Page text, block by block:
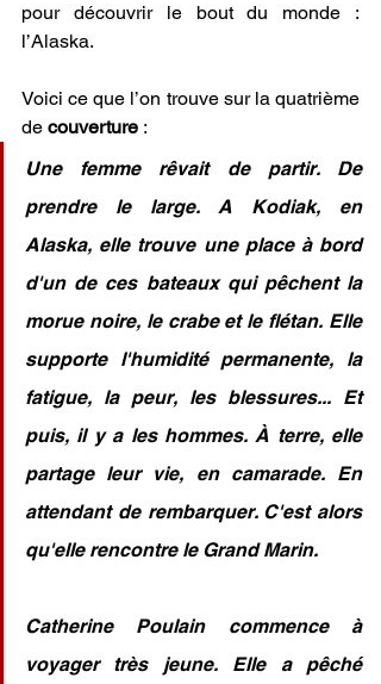
pour découvrir le bout du monde :
l’Alaska.
Voici ce que l’on trouve sur la quatrième
de couverture :
Une femme rêvait de partir. De
prendre le large. A Kodiak, en
Alaska, elle trouve une place à bord
d'un de ces bateaux qui pêchent la
morue noire, le crabe et le flétan. Elle
supporte l'humidité permanente, la
fatigue, la peur, les blessures... Et
puis, il y a les hommes. À terre, elle
partage leur vie, en camarade. En
attendant de rembarquer. C'est alors
qu'elle rencontre le Grand Marin.
Catherine Poulain commence à
voyager très jeune. Elle a pêché